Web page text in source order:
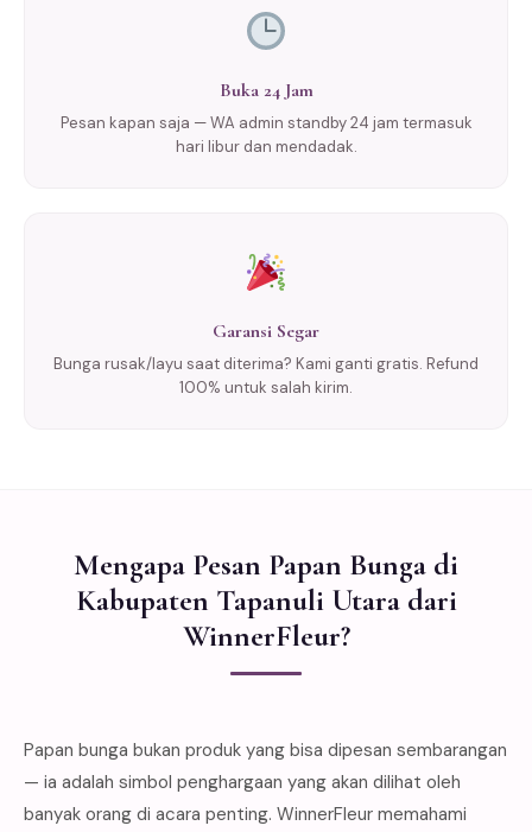
Buka 24 Jam
Pesan kapan saja — WA admin standby 24 jam termasuk
hari libur dan mendadak.
Garansi Segar
Bunga rusak/layu saat diterima? Kami ganti gratis. Refund
100% untuk salah kirim.
Mengapa Pesan Papan Bunga di
Kabupaten Tapanuli Utara dari
WinnerFleur?
Papan bunga bukan produk yang bisa dipesan sembarangan
— ia adalah simbol penghargaan yang akan dilihat oleh
banyak orang di acara penting. WinnerFleur memahami